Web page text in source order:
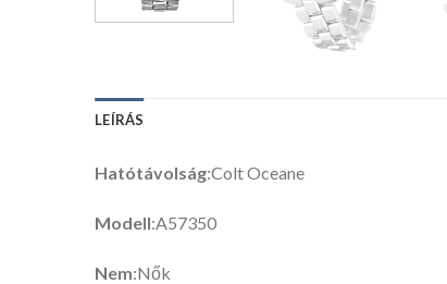
LEÍRÁS
Hatótávolság:Colt Oceane
Modell:A57350
Nem:Nők